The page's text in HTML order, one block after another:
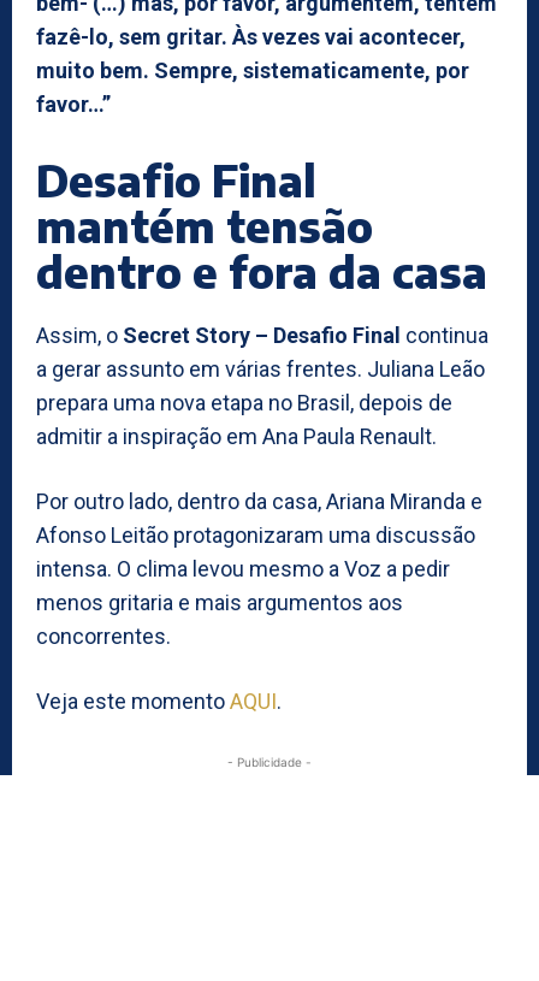
fazê-lo, sem gritar. Às vezes vai acontecer,
muito bem. Sempre, sistematicamente, por
favor…”
Desafio Final
mantém tensão
dentro e fora da casa
Assim, o Secret Story – Desafio Final continua
a gerar assunto em várias frentes. Juliana Leão
prepara uma nova etapa no Brasil, depois de
admitir a inspiração em Ana Paula Renault.
Por outro lado, dentro da casa, Ariana Miranda e
Afonso Leitão protagonizaram uma discussão
intensa. O clima levou mesmo a Voz a pedir
menos gritaria e mais argumentos aos
concorrentes.
Veja este momentoAQUI.
- Publicidade -